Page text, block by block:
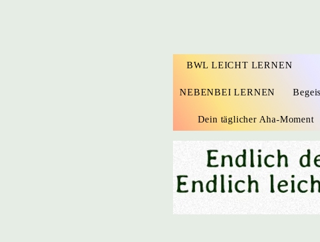
BWL LEICHT LERNEN
NEBENBEI LERNEN
Dein täglicher Aha-Moment